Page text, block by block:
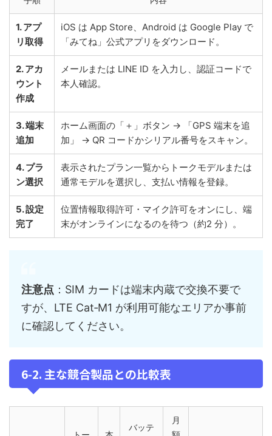
1. アプ
リ取得
iOS は App Store、Android は Google Play で
「みてね」公式アプリをダウンロード。
2. アカ
ウント
作成
メールまたは LINE ID を入力し、認証コードで
本人確認。
3. 端末
追加
ホーム画面の「＋」ボタン → 「GPS 端末を追
加」 → QR コードかシリアル番号をスキャン。
4. プラ
ン選択
表示されたプラン一覧からトークモデルまたは
通常モデルを選択し、支払い情報を登録。
5. 設定
完了
位置情報取得許可・マイク許可をオンにし、端
末がオンラインになるのを待つ（約2 分）。
注意点 ：SIM カードは端末内蔵で交換不要で
すが、LTE Cat‑M1 が利用可能なエリアか事前
に確認してください。
6‑2. 主な競合製品との比較表
バッテ
月